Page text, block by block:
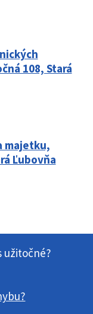
108, Stará
majetku,
Ľubovňa
užitočné?